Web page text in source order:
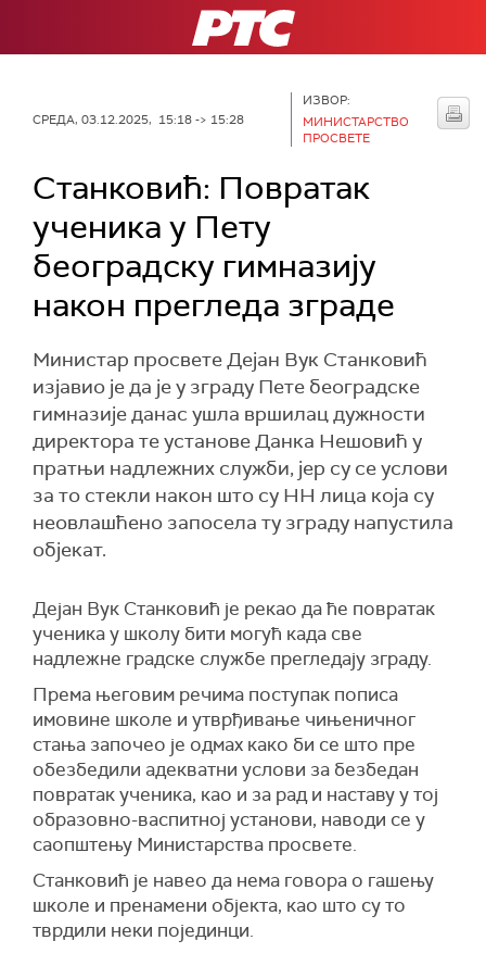
РТС
СРЕДА, 03.12.2025, 15:18 -> 15:28
ИЗВОР:
МИНИСТАРСТВО
ПРОСВЕТЕ
Станковић: Повратак
ученика у Пету
београдску гимназију
након прегледа зграде
Министар просвете Дејан Вук Станковић
изјавио је да је у зграду Пете београдске
гимназије данас ушла вршилац дужности
директора те установе Данка Нешовић у
пратњи надлежних служби, јер су се услови
за то стекли након што су НН лица која су
неовлашћено запосела ту зграду напустила
објекат.
Дејан Вук Станковић је рекао да ће повратак
ученика у школу бити могућ када све
надлежне градске службе прегледају зграду.
Према његовим речима поступак пописа
имовине школе и утврђивање чињеничног
стања започео је одмах како би се што пре
обезбедили адекватни услови за безбедан
повратак ученика, као и за рад и наставу у тој
образовно-васпитној установи, наводи се у
саопштењу Министарства просвете.
Станковић је навео да нема говора о гашењу
школе и пренамени објекта, као што су то
тврдили неки појединци.